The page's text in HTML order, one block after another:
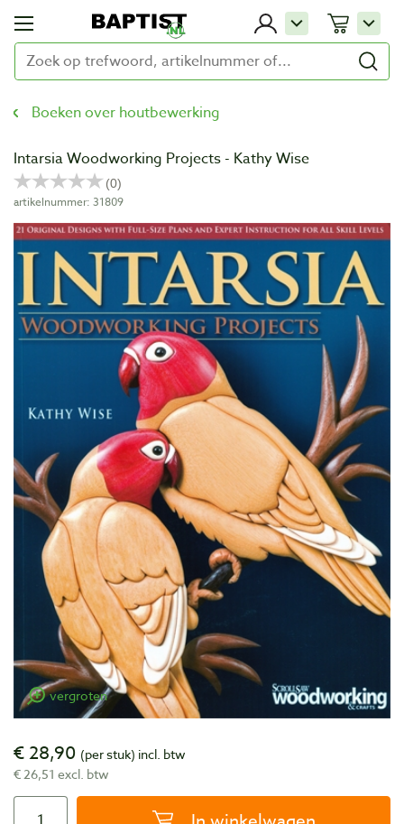
Boeken over houtbewerking
Intarsia Woodworking Projects - Kathy Wise
artikelnummer: 31809
vergroten
€ 28,90 (per stuk) incl. btw
€ 26,51 excl. btw